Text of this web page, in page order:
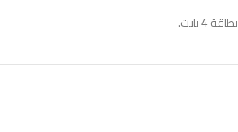
بايت.